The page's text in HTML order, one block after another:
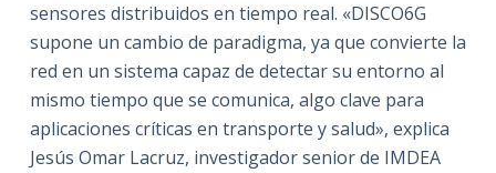
sensores distribuidos en tiempo real. «DISCO6G
supone un cambio de paradigma, ya que convierte la
red en un sistema capaz de detectar su entorno al
mismo tiempo que se comunica, algo clave para
aplicaciones críticas en transporte y salud», explica
Jesús Omar Lacruz, investigador senior de IMDEA